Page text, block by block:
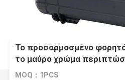
Το προσαρμοσμένο
το μαύρο χρώμα
χρησιμοποιείται σε -25°C
MOQ：1PCS